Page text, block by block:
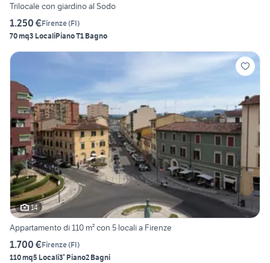
Trilocale con giardino al Sodo
1.250 €Firenze(FI)
70 mq3 LocaliPiano T1 Bagno
14
Appartamento di 110 m² con 5 locali a Firenze
1.700 €Firenze(FI)
110 mq5 Locali3° Piano2 Bagni